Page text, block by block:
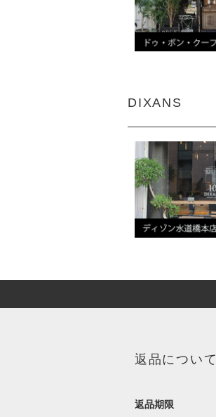
DIXANS
返品について
返品期限